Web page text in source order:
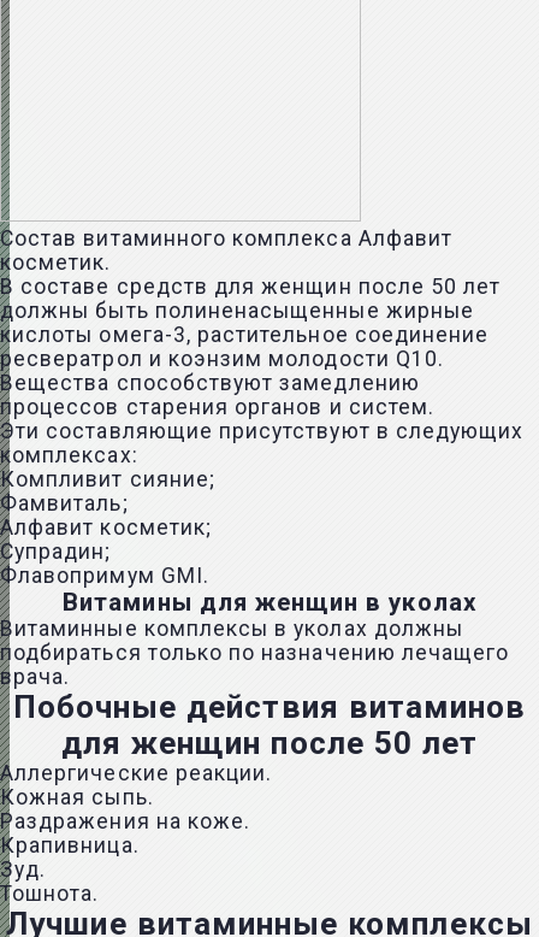
Состав витаминного комплекса Алфавит
косметик.
В составе средств для женщин после 50 лет
должны быть полиненасыщенные жирные
кислоты омега-3, растительное соединение
ресвератрол и коэнзим молодости Q10.
Вещества способствуют замедлению
процессов старения органов и систем.
Эти составляющие присутствуют в следующих
комплексах:
Компливит сияние;
Фамвиталь;
Алфавит косметик;
Супрадин;
Флавопримум GMI.
Витамины для женщин в уколах
Витаминные комплексы в уколах должны
подбираться только по назначению лечащего
врача.
Побочные действия витаминов
для женщин после 50 лет
Аллергические реакции.
Кожная сыпь.
Раздражения на коже.
Крапивница.
Зуд.
Тошнота.
Лучшие витаминные комплексы